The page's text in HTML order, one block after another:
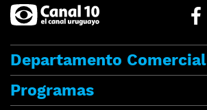
Departamento Comercial
Programas